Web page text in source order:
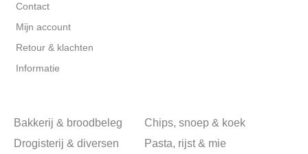
Contact
Mijn account
Retour & klachten
Informatie
Bakkerij & broodbeleg
Chips, snoep & koek
Drogisterij & diversen
Pasta, rijst & mie